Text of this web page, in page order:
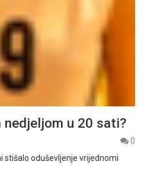
u 20 sati?
0
stišalo oduševljenje vrijednomi